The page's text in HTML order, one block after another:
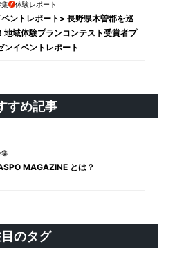
集 体験レポート
ントレポート> 長野県木曽郡を巡
地域体験プランコンテスト受賞者プ
ンイベントレポート
すめ記事
集
MAGAZINE とは？
のタグ